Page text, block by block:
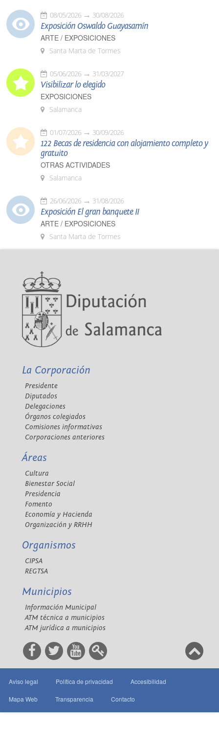
08/05/2026 30/08/2026
Exposición Oswaldo Guayasamín
ARTE / EXPOSICIONES
Santa Marta de Tormes
05/06/2026 31/03/2027
Visibilizar lo elegido
EXPOSICIONES
Salamanca
01/07/2026 30/09/2026
122 Becas de residencia con alojamiento completo y
gratuito
OTRAS ACTIVIDADES
Salamanca
26/06/2026 31/08/2026
Exposición El gran banquete II
ARTE / EXPOSICIONES
Santa Marta de Tormes
La Corporación
Presidente
Diputados
Delegaciones
Órganos colegiados
Comisiones informativas
Corporaciones anteriores
Áreas
Cultura
Bienestar Social
Presidencia
Fomento
Economía y Hacienda
Organización y RRHH
Organismos
CIPSA
REGTSA
Municipios
Información Municipal
ATM técnica a municipios
ATM jurídica a municipios
Aviso legal Política de privacidad Accesibilidad
Mapa Web Transparencia Contacto